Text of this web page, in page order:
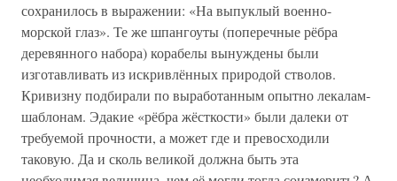
сохранилось в выражении: «На выпуклый военно-
морской глаз». Те же шпангоуты (поперечные рёбра
деревянного набора) корабелы вынуждены были
изготавливать из искривлённых природой стволов.
Кривизну подбирали по выработанным опытно лекалам-
шаблонам. Эдакие «рёбра жёсткости» были далеки от
требуемой прочности, а может где и превосходили
таковую. Да и сколь великой должна быть эта